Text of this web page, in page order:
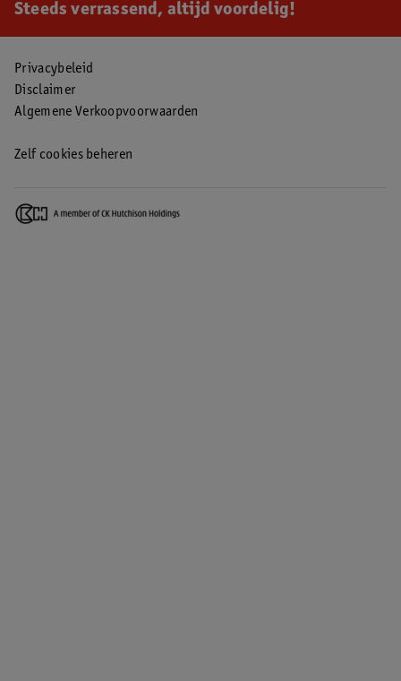
Steeds verrassend, altijd voordelig!
Privacybeleid
Disclaimer
Algemene Verkoopvoorwaarden
Zelf cookies beheren